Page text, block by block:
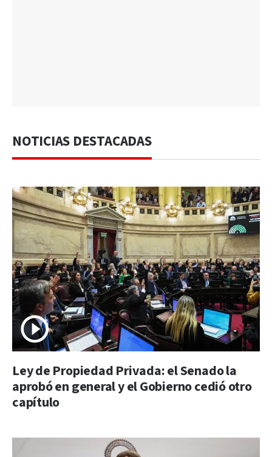
NOTICIAS DESTACADAS
Ley de Propiedad Privada: el Senado la
aprobó en general y el Gobierno cedió otro
capítulo